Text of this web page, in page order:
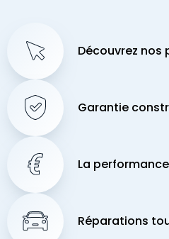
Découvrez nos
Garantie
La
Réparations